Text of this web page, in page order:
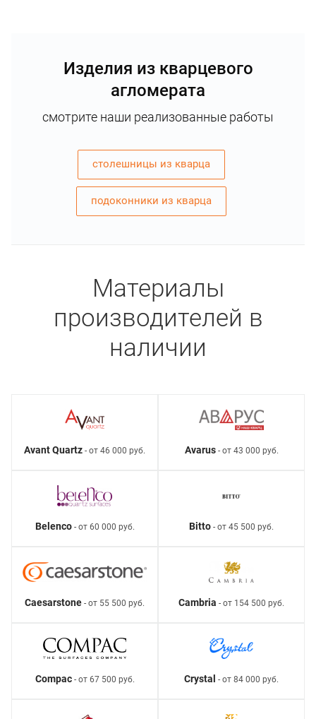
Изделия из кварцевого
агломерата
смотрите наши реализованные работы
столешницы из кварца
подоконники из кварца
Материалы
производителей в
наличии
Avant Quartz - от 46 000 руб. Avarus- от 43 000 руб.
Belenco- от 60 000 руб. Bitto - от 45 500 руб.
Caesarstone - от 55 500 руб. Cambria - от 154 500 руб.
Compac- от 67 500 руб. Crystal - от 84 000 руб.